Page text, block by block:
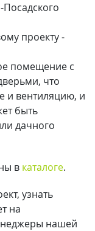
проекту -
помещение с
что
и вентиляцию, и
быть
дачного
в каталоге.
узнать
на
нашей